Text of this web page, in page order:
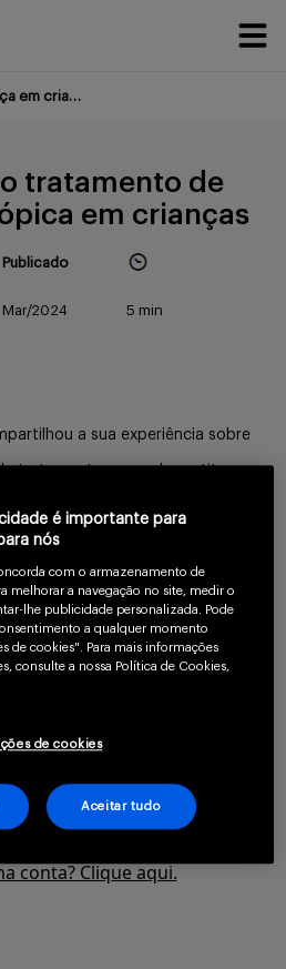
Segurança em crianças com dermatite atópica
tratamento de
em crianças
Publicado
Mar/2024 5 min
a sua experiência sobre
tratamentos para dermatite
lendo
que você é
da
PARA SE CADASTRAR
conta? Clique aqui.
é importante para
nós
com o armazenamento de
melhorar a navegação no site, medir o
lhe publicidade personalizada. Pode
a qualquer momento
de cookies". Para mais informações
consulte a nossa Política de Cookies,
de cookies
Aceitar tudo